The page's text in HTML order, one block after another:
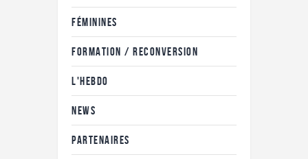
FÉMININES
FORMATION / RECONVERSION
L'HEBDO
NEWS
PARTENAIRES